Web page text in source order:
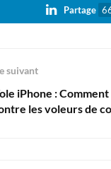
Partage
suivant
iPhone :
les voleurs de